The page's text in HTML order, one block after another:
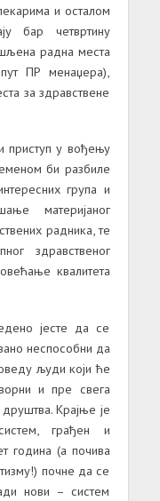
и осталом
бар четвртину
радна места
ПР менаџера),
за здравствене
приступ у вођењу
би разбиле
група и
материјаног
радника, те
здравственог
квалитета
јесте да се
неспособни да
људи који ће
и пре свега
Крајње је
грађен и
година (а почива
почне да се
нови – систем